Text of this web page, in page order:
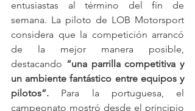
entusiastas al término del fin de
semana. La piloto de LOB Motorsport
considera que la competición arrancó
de la mejor manera posible,
destacando “una parrilla competitiva y
un ambiente fantástico entre equipos y
pilotos”. Para la portuguesa, el